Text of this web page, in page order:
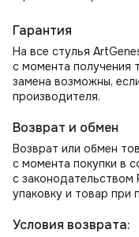
Гарантия
На все стулья
с момента получения
замена возможны,
производителя.
Возврат и обмен
Возврат или обмен
с момента покупки в
с
упаковку и товар при
Условия возврата: